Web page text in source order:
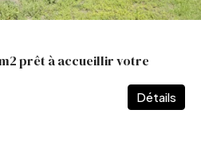
prêt à accueillir votre
Détails